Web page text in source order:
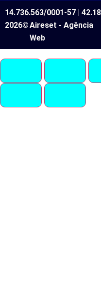
14.736.563/0001-57 |
2026©Aireset - Agência
Web